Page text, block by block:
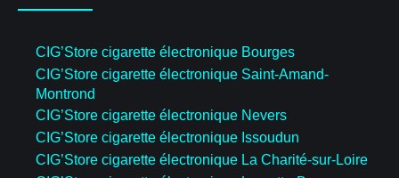
CIG’Store cigarette électronique Bourges
CIG’Store cigarette électronique Saint-Amand-
Montrond
CIG’Store cigarette électronique Nevers
CIG’Store cigarette électronique Issoudun
CIG’Store cigarette électronique La Charité-sur-Loire